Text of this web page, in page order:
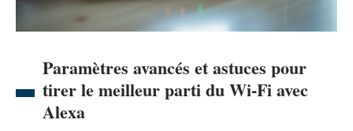
Paramètres avancés et astuces pour
tirer le meilleur parti du Wi-Fi avec
Alexa